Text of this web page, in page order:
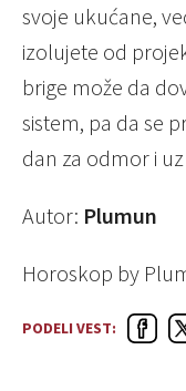
svoje ukućane,
izolujete od
brige može da
sistem, pa da se
dan za odmor i
Autor: Plumun
Horoskop by
PODELI VEST: